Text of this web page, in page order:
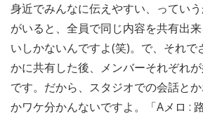
身近でみんなに伝えやすい、ってい
がいると、全員で同じ内容を共有出
いしかないんですよ(笑)。で、それで
かに共有した後、メンバーそれぞれ
です。だから、スタジオでの会話と
かワケ分かんないですよ。「Aメロ :